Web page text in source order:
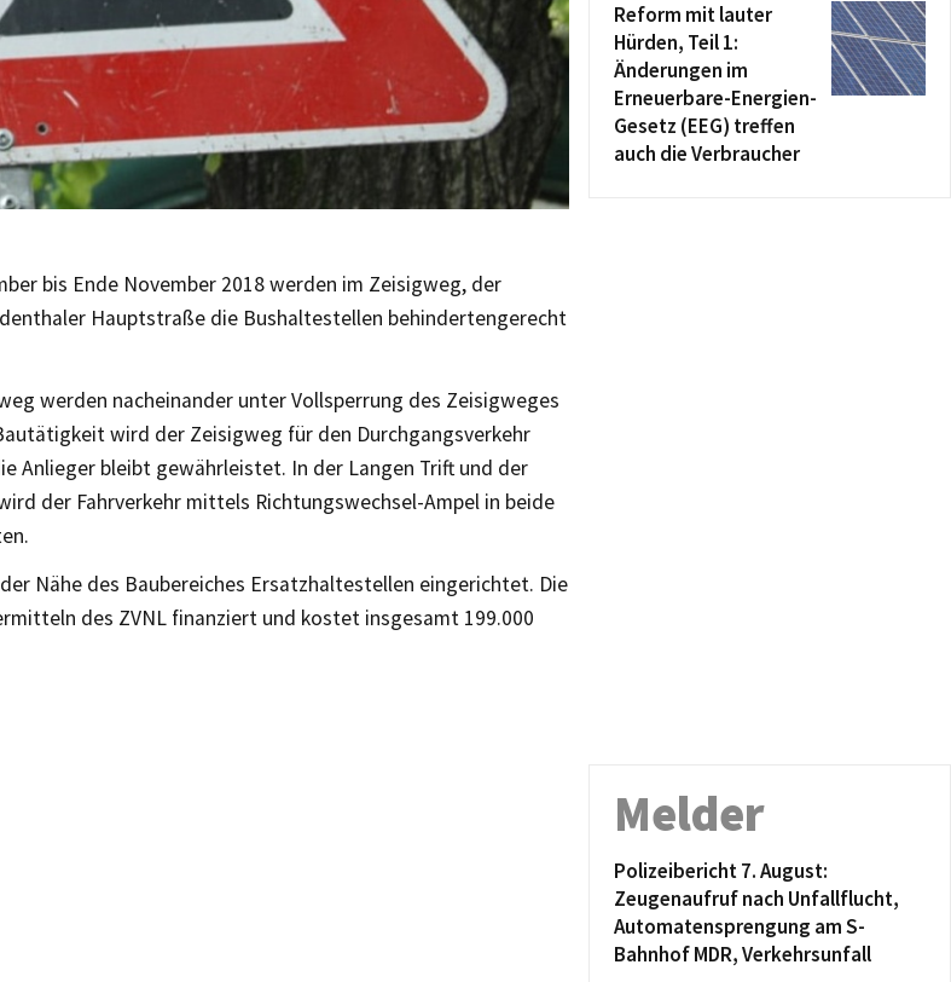
bis Ende November 2018 werden im Zeisigweg, der
Hauptstraße die Bushaltestellen behindertengerecht
werden nacheinander unter Vollsperrung des Zeisigweges
wird der Zeisigweg für den Durchgangsverkehr
Anlieger bleibt gewährleistet. In der Langen Trift und der
der Fahrverkehr mittels Richtungswechsel-Ampel in beide
Nähe des Baubereiches Ersatzhaltestellen eingerichtet. Die
des ZVNL finanziert und kostet insgesamt 199.000
Reform mit lauter
Hürden, Teil 1:
Änderungen im
Erneuerbare-Energien-
Gesetz (EEG) treffen
auch die Verbraucher
Melder
Polizeibericht 7. August:
Zeugenaufruf nach Unfallflucht,
Automatensprengung am S-
Bahnhof MDR, Verkehrsunfall